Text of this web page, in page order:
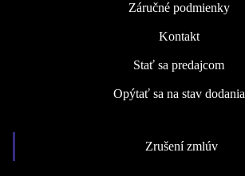
Záručné podmienky
Kontakt
Stať sa predajcom
Opýtať sa na stav dodania
Zrušení zmlúv